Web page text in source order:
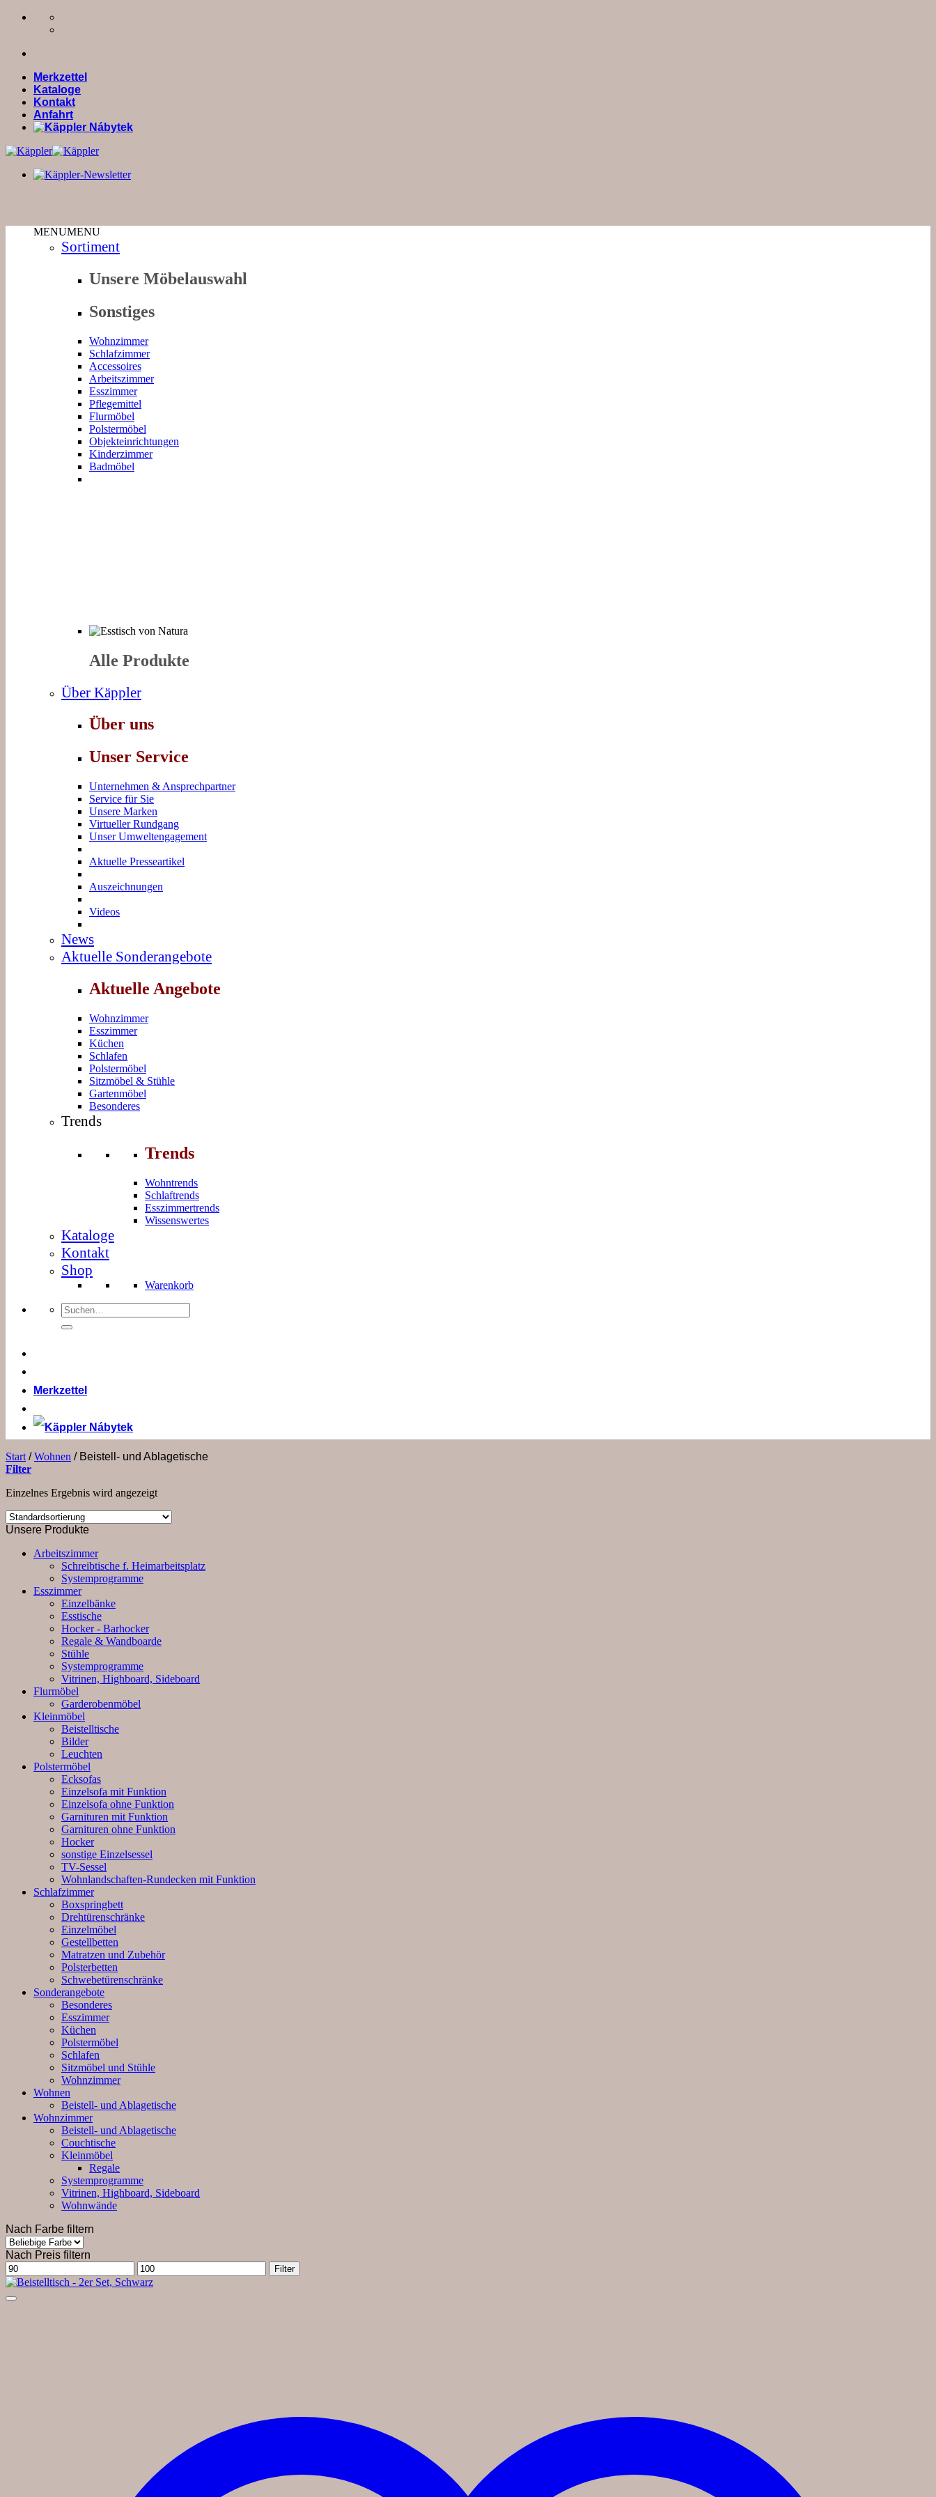
Zum
Merkzettel
Kataloge
Kontakt
Anfahrt
MENUMENU
Sortiment
Unsere Möbelauswahl
Sonstiges
Wohnzimmer
Schlafzimmer
Accessoires
Arbeitszimmer
Esszimmer
Pflegemittel
Flurmöbel
Polstermöbel
Objekteinrichtungen
Kinderzimmer
Badmöbel
Alle Produkte
Über Käppler
Über uns
Unser Service
Unternehmen & Ansprechpartner
Service für Sie
Unsere Marken
Virtueller Rundgang
Unser Umweltengagement
Aktuelle Presseartikel
Auszeichnungen
Videos
News
Aktuelle Sonderangebote
Aktuelle Angebote
Wohnzimmer
Esszimmer
Küchen
Schlafen
Polstermöbel
Sitzmöbel & Stühle
Gartenmöbel
Besonderes
Trends
Trends
Wohntrends
Schlaftrends
Esszimmertrends
Wissenswertes
Kataloge
Kontakt
Shop
Warenkorb
Suchen
nach:
Merkzettel
Start / Wohnen /Beistell- und Ablagetische
Filter
Einzelnes Ergebnis wird angezeigt
Unsere Produkte
Arbeitszimmer
Schreibtische f. Heimarbeitsplatz
Systemprogramme
Esszimmer
Einzelbänke
Esstische
Hocker - Barhocker
Regale & Wandboarde
Stühle
Systemprogramme
Vitrinen, Highboard, Sideboard
Flurmöbel
Garderobenmöbel
Kleinmöbel
Beistelltische
Bilder
Leuchten
Polstermöbel
Ecksofas
Einzelsofa mit Funktion
Einzelsofa ohne Funktion
Garnituren mit Funktion
Garnituren ohne Funktion
Hocker
sonstige Einzelsessel
TV-Sessel
Wohnlandschaften-Rundecken mit Funktion
Schlafzimmer
Boxspringbett
Drehtürenschränke
Einzelmöbel
Gestellbetten
Matratzen und Zubehör
Polsterbetten
Schwebetürenschränke
Sonderangebote
Besonderes
Esszimmer
Küchen
Polstermöbel
Schlafen
Sitzmöbel und Stühle
Wohnzimmer
Wohnen
Beistell- und Ablagetische
Wohnzimmer
Beistell- und Ablagetische
Couchtische
Kleinmöbel
Regale
Systemprogramme
Vitrinen, Highboard, Sideboard
Wohnwände
Nach Farbe filtern
Nach Preis filtern
Min.
Preis
Max.
Preis
Filter